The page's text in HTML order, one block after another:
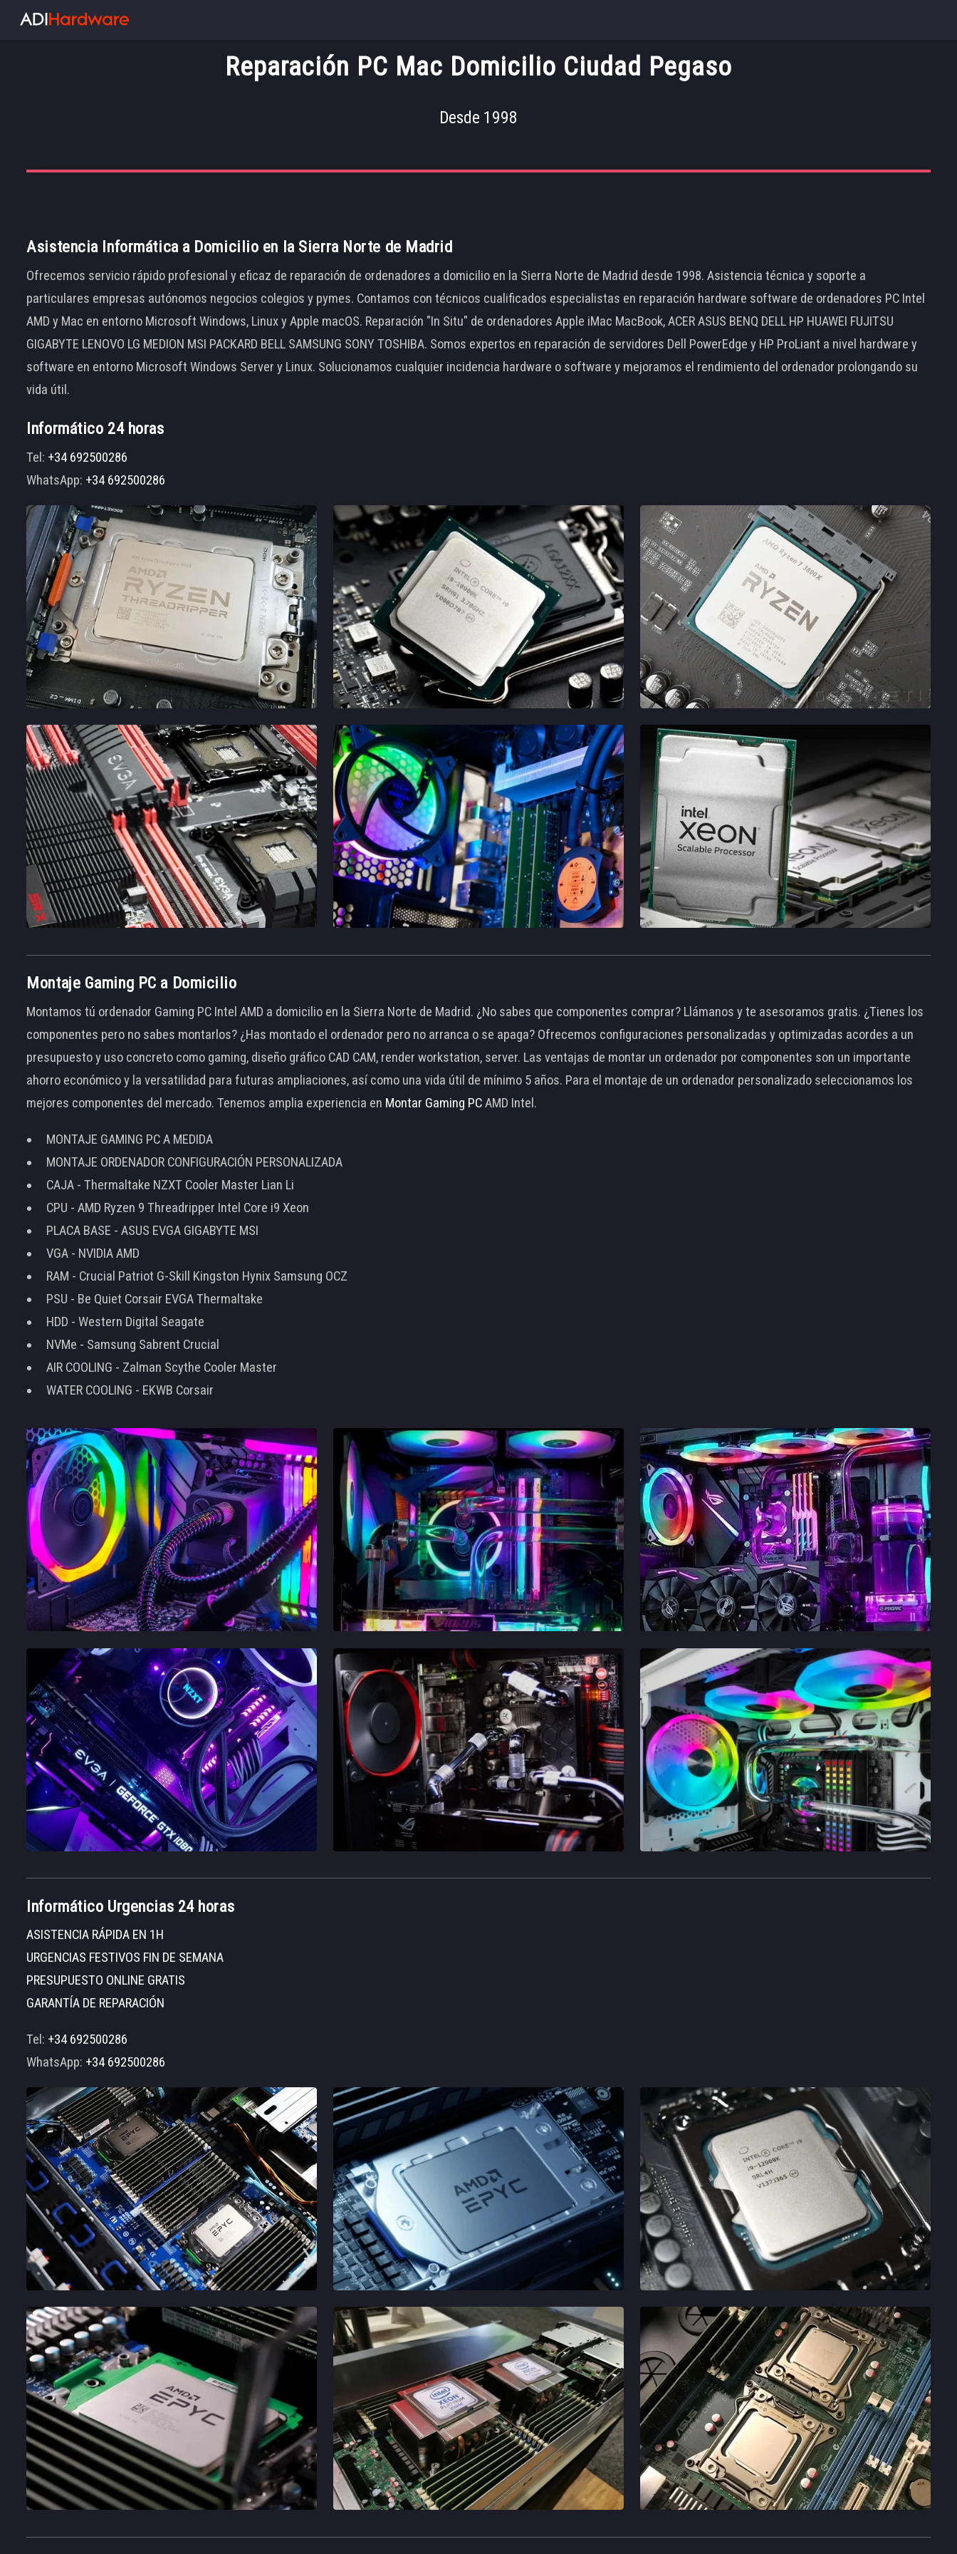
Reparación PC Mac Domicilio Ciudad Pegaso
Desde 1998
Asistencia Informática a Domicilio en la Sierra Norte de Madrid
Ofrecemos servicio rápido profesional y eficaz de reparación de ordenadores a domicilio en la Sierra Norte de Madrid desde 1998. Asistencia técnica y soporte a
particulares empresas autónomos negocios colegios y pymes. Contamos con técnicos cualificados especialistas en reparación hardware software de ordenadores PC Intel
AMD y Mac en entorno Microsoft Windows, Linux y Apple macOS. Reparación "In Situ" de ordenadores Apple iMac MacBook, ACER ASUS BENQ DELL HP HUAWEI FUJITSU
GIGABYTE LENOVO LG MEDION MSI PACKARD BELL SAMSUNG SONY TOSHIBA. Somos expertos en reparación de servidores Dell PowerEdge y HP ProLiant a nivel hardware y
software en entorno Microsoft Windows Server y Linux. Solucionamos cualquier incidencia hardware o software y mejoramos el rendimiento del ordenador prolongando su
vida útil.
Informático 24 horas
Tel: +34 692500286
WhatsApp: +34 692500286
Montaje Gaming PC a Domicilio
Montamos tú ordenador Gaming PC Intel AMD a domicilio en la Sierra Norte de Madrid. ¿No sabes que componentes comprar? Llámanos y te asesoramos gratis. ¿Tienes los
componentes pero no sabes montarlos? ¿Has montado el ordenador pero no arranca o se apaga? Ofrecemos configuraciones personalizadas y optimizadas acordes a un
presupuesto y uso concreto como gaming, diseño gráfico CAD CAM, render workstation, server. Las ventajas de montar un ordenador por componentes son un importante
ahorro económico y la versatilidad para futuras ampliaciones, así como una vida útil de mínimo 5 años. Para el montaje de un ordenador personalizado seleccionamos los
mejores componentes del mercado. Tenemos amplia experiencia en Montar Gaming PCAMD Intel.
MONTAJE GAMING PC A MEDIDA
MONTAJE ORDENADOR CONFIGURACIÓN PERSONALIZADA
CAJA - Thermaltake NZXT Cooler Master Lian Li
CPU - AMD Ryzen 9 Threadripper Intel Core i9 Xeon
PLACA BASE - ASUS EVGA GIGABYTE MSI
VGA - NVIDIA AMD
RAM - Crucial Patriot G-Skill Kingston Hynix Samsung OCZ
PSU - Be Quiet Corsair EVGA Thermaltake
HDD - Western Digital Seagate
NVMe - Samsung Sabrent Crucial
AIR COOLING - Zalman Scythe Cooler Master
WATER COOLING - EKWB Corsair
Informático Urgencias 24 horas
ASISTENCIA RÁPIDA EN 1H
URGENCIAS FESTIVOS FIN DE SEMANA
PRESUPUESTO ONLINE GRATIS
GARANTÍA DE REPARACIÓN
Tel: +34 692500286
WhatsApp: +34 692500286